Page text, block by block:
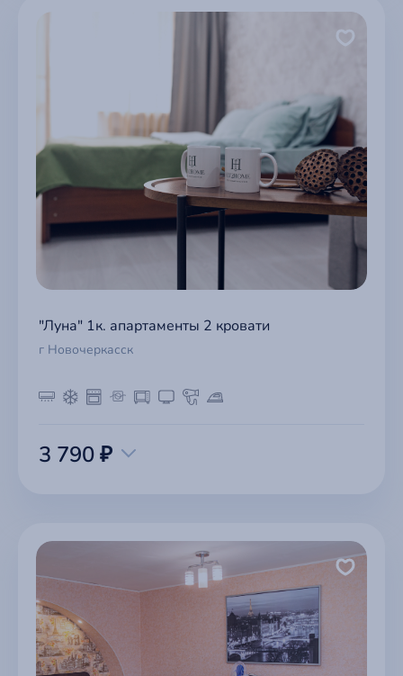
"Луна" 1к. апартаменты 2 кровати
г Новочеркасск
3 790 ₽